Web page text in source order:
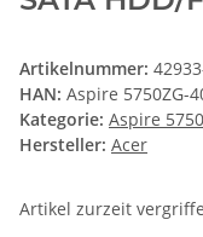
Artikelnummer:
HAN: Aspire 5750ZG-
Kategorie: Aspire
Hersteller: Acer
Artikel zurzeit